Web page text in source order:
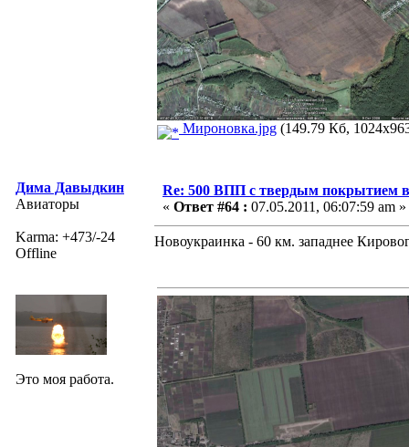
Мироновка.jpg (149.79 Кб,
Дима Давыдкин
Авиаторы
Karma: +473/-24
Offline
Это моя работа.
Re: 500 ВПП с твердым покрытием
« Ответ #64 : 07.05.2011, 06:07:59 am »
Новоукраинка - 60 км. западнее